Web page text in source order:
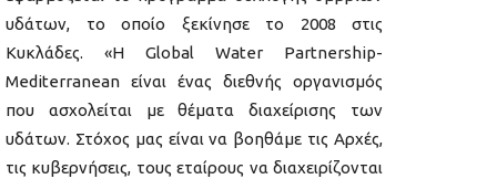
υδάτων, το οποίο ξεκίνησε το 2008 στις
Κυκλάδες. «Η Global Water Partnership-
Mediterranean είναι ένας διεθνής οργανισμός
που ασχολείται με θέματα διαχείρισης των
υδάτων. Στόχος μας είναι να βοηθάμε τις Αρχές,
τις κυβερνήσεις, τους εταίρους να διαχειρίζονται